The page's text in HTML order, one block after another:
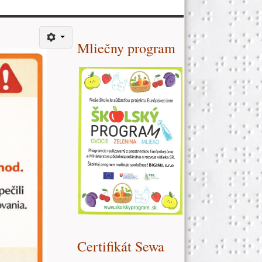
Ďalšie zdroje (pravý
Mliečny program
Certifikát Sewa